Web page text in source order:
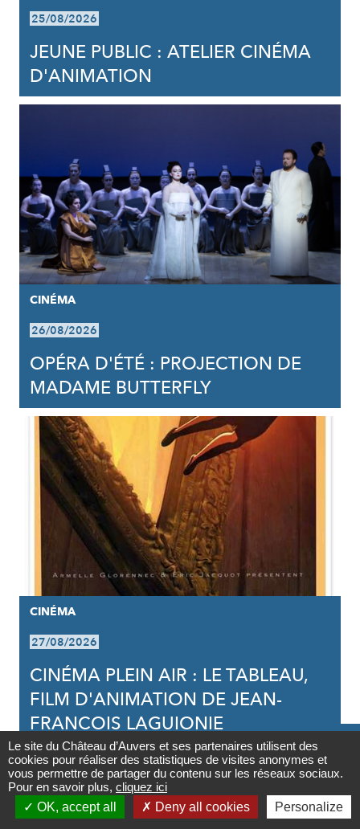
Contact

Newsletter
25/08/2026
JEUNE PUBLIC : ATELIER CINÉMA
D'ANIMATION
CINÉMA
26/08/2026
OPÉRA D'ÉTÉ : PROJECTION DE
MADAME BUTTERFLY
CINÉMA
27/08/2026
CINÉMA PLEIN AIR : LE TABLEAU,
FILM D'ANIMATION DE JEAN-
FRANCOIS LAGUIONIE
Le site du Château d’Auvers et ses partenaires utilisent des
cookies pour réaliser des statistiques de visites anonymes et
vous permettre de partager du contenu sur les réseaux sociaux.
Pour en savoir plus, cliquez ici
OK, accept all
Deny all cookies Personalize